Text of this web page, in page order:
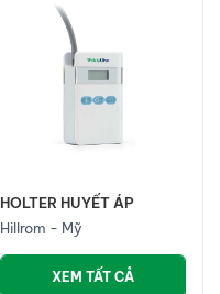
HOLTER HUYẾT ÁP
Hillrom - Mỹ
XEM TẤT CẢ